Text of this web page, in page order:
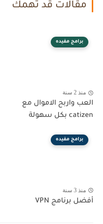
مقالات قد تهمك
برامج مفيده
منذ 2 سنة
العب واربح الاموال مع
catizen بكل سهولة
برامج مفيده
منذ 3 سنة
أفضل برنامج VPN